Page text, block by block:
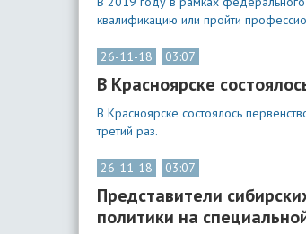
квалификацию или пройти
26-11-18 03:07
В Красноярске
В Красноярске состоялось
третий раз.
26-11-18 03:07
Представители
политики на